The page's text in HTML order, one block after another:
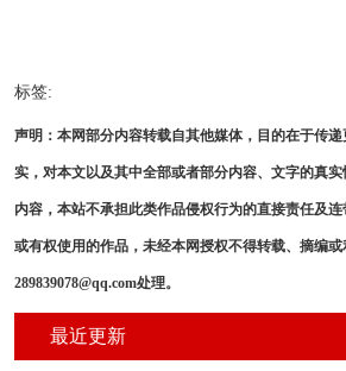
标签:
声明：本网部分内容转载自其他媒体，目的在于传
实，对本文以及其中全部或者部分内容、文字的真
内容，本站不承担此类作品侵权行为的直接责任及
或有权使用的作品，未经本网授权不得转载、摘编
289839078@qq.com处理。
最近更新